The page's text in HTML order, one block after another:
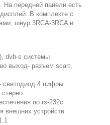
На передней панели есть
. В комплекте с
шнур 3RCA-3RCA и
dvb-s системы
выход- разъем scart,
светодиод 4 цифры
по rs-232c
внешних устройств